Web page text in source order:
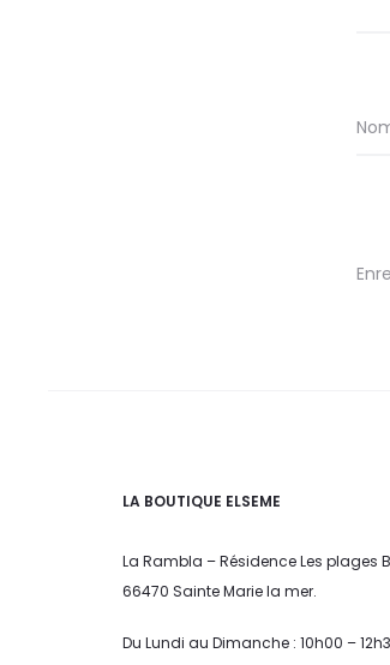
LA BOUTIQUE ELSEME
La Rambla – Résidence Les plages
66470 Sainte Marie la mer.
Du Lundi au Dimanche : 10h00 –